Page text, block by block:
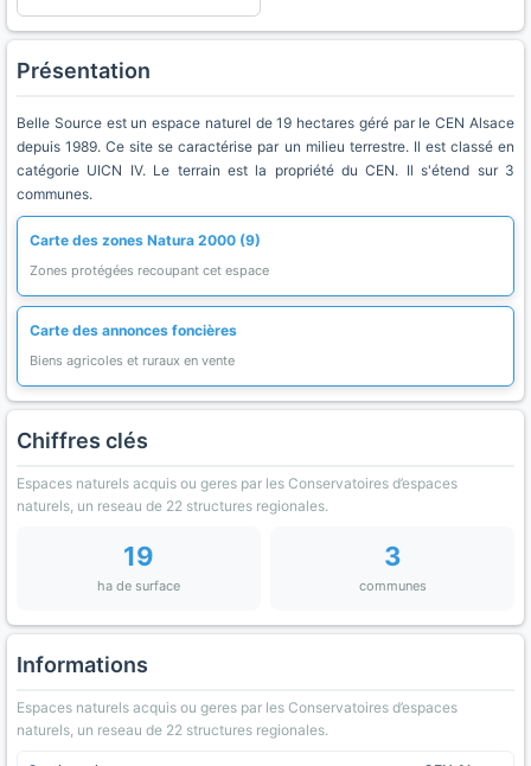
Présentation
Belle Source est un espace naturel de 19 hectares géré par le CEN Alsace
depuis 1989. Ce site se caractérise par un milieu terrestre. Il est classé en
catégorie UICN IV. Le terrain est la propriété du CEN. Il s'étend sur 3
communes.
Carte des zones Natura 2000 (9)
Zones protégées recoupant cet espace
Carte des annonces foncières
Biens agricoles et ruraux en vente
Chiffres clés
Espaces naturels acquis ou geres par les Conservatoires d’espaces
naturels, un reseau de 22 structures regionales.
19
ha de surface
3
communes
Informations
Espaces naturels acquis ou geres par les Conservatoires d’espaces
naturels, un reseau de 22 structures regionales.